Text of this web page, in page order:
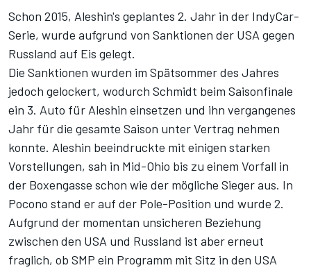
Schon 2015, Aleshin's geplantes 2. Jahr in der IndyCar-
Serie, wurde aufgrund von Sanktionen der USA gegen
Russland auf Eis gelegt.
Die Sanktionen wurden im Spätsommer des Jahres
jedoch gelockert, wodurch Schmidt beim Saisonfinale
ein 3. Auto für Aleshin einsetzen und ihn vergangenes
Jahr für die gesamte Saison unter Vertrag nehmen
konnte. Aleshin beeindruckte mit einigen starken
Vorstellungen, sah in Mid-Ohio bis zu einem Vorfall in
der Boxengasse schon wie der mögliche Sieger aus. In
Pocono stand er auf der Pole-Position und wurde 2.
Aufgrund der momentan unsicheren Beziehung
zwischen den USA und Russland ist aber erneut
fraglich, ob SMP ein Programm mit Sitz in den USA